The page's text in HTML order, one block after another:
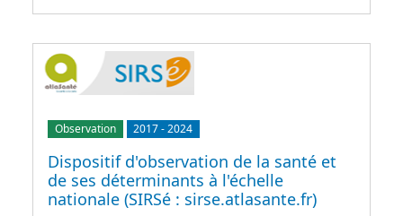
Observation 2017-2024
Dispositif d'observation de la santé et
de ses déterminants à l'échelle
nationale (SIRSé : sirse.atlasante.fr)